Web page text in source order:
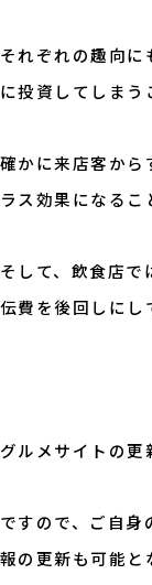
それぞれの趣向
に投資してしまう
確かに来店客から
ラス効果になるこ
そして、飲食店で
伝費を後回しにし
グルメサイトの更
ですので、ご自身
報の更新も可能と